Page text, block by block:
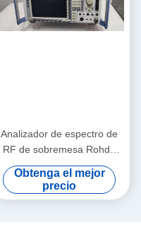
Analizador de espectro de
RF de sobremesa Rohde
and Schwarz FSP13 con
rango de frecuencia de 9
KHz a 13 GHz y nivel de
Obtenga el mejor
precio